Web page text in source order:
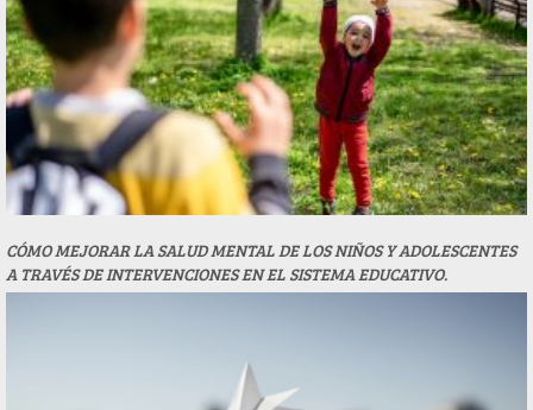
CÓMO MEJORAR LA SALUD MENTAL DE LOS NIÑOS Y ADOLESCENTES
A TRAVÉS DE INTERVENCIONES EN EL SISTEMA EDUCATIVO.